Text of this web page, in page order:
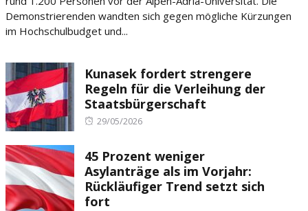
Demonstrierenden wandten sich gegen mögliche Kürzungen
im Hochschulbudget und...
Kunasek fordert strengere
Regeln für die Verleihung der
Staatsbürgerschaft
Posted
29/05/2026
45 Prozent weniger
Asylanträge als im Vorjahr:
Rückläufiger Trend setzt sich
fort